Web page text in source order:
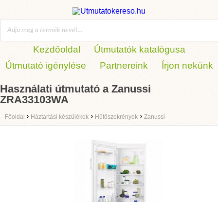
Kezdőoldal
Útmutatók katalógusa
Útmutató igénylése
Partnereink Írjon nekünk
Használati útmutató a Zanussi
ZRA33103WA
Főoldal › Háztartási készülékek › Hűtőszekrények › Zanussi